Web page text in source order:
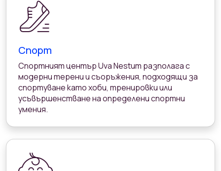
Спорт
Спортният център Uva Nestum разполага с
модерни терени и съоръжения, подходящи за
спортуване като хоби, тренировки или
усъвършенстване на определени спортни
умения.